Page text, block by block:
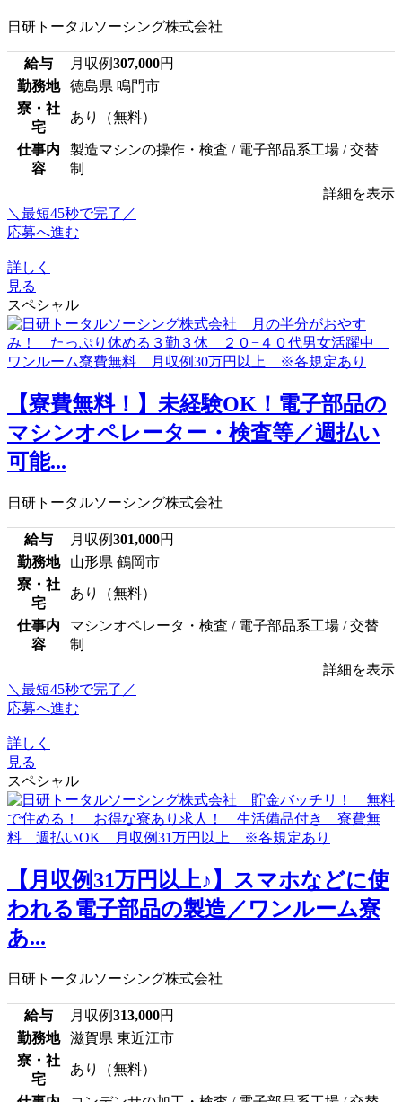
日研トータルソーシング株式会社
給与 月収例307,000円
勤務地
徳島県 鳴門市
寮・社
宅
あり（無料）
仕事内
容
製造マシンの操作・検査 / 電子部品系工場 / 交替
制
詳細を表示
＼最短45秒で完了／
応募へ進む
詳しく
見る
スペシャル
【寮費無料！】未経験OK！電子部品の
マシンオペレーター・検査等／週払い
可能...
日研トータルソーシング株式会社
給与 月収例301,000円
勤務地
山形県 鶴岡市
寮・社
宅
あり（無料）
仕事内
容
マシンオペレータ・検査 / 電子部品系工場 / 交替
制
詳細を表示
＼最短45秒で完了／
応募へ進む
詳しく
見る
スペシャル
【月収例31万円以上♪】スマホなどに使
われる電子部品の製造／ワンルーム寮
あ...
日研トータルソーシング株式会社
給与 月収例313,000円
勤務地
滋賀県 東近江市
寮・社
宅
あり（無料）